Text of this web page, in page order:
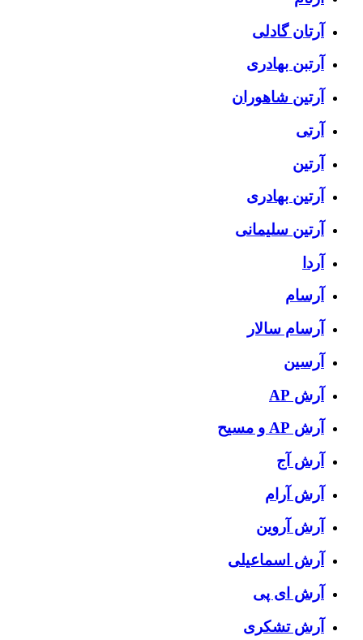
آرتان گادلی
آرتبن بهادری
آرتين شاهوران
آرتی
آرتین
آرتین بهادری
آرتین سلیمانی
آردا
آرسام
آرسام سالار
آرسین
آرش AP
آرش AP و مسیح
آرش آج
آرش آرام
آرش آروین
آرش اسماعیلی
آرش ای پی
آرش تشکری